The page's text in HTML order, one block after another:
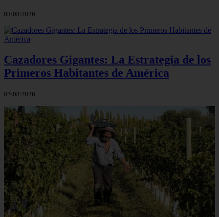
03/08/2026
Cazadores Gigantes: La Estrategia de los
Primeros Habitantes de América
02/08/2026